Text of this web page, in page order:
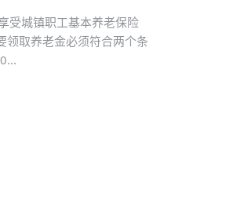
受城镇职工基本养老保险
领取养老金必须符合两个条